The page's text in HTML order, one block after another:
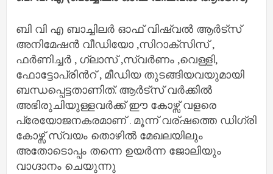
ബി വി എ ബാച്ചിലർ ഓഫ് വിഷ്വൽ ആർട്സ്
അനിമേഷൻ വീഡിയോ ,സിറാക്സിസ് ,
ഫർണിച്ചർ , ഗ്ലാസ് ,സ്വർണം ,വെള്ളി,
ഫോട്ടോപ്രിൻറ് , മീഡിയ തുടങ്ങിയവയുമായി
ബന്ധപ്പെട്ടതാണിത്. ആർട്സ് വർക്കിൽ
അഭിരുചിയുള്ളവർക്ക് ഈ കോഴ്സ് വളരെ
പ്രേയോജനകരമാണ് . മൂന്ന് വര്ഷത്തെ ഡിഗ്രി
കോഴ്സ് സ്വയം തൊഴിൽ മേഖലയിലും
അതോടൊപ്പം തന്നെ ഉയർന്ന ജോലിയും
വാഗ്ദാനം ചെയുന്നു